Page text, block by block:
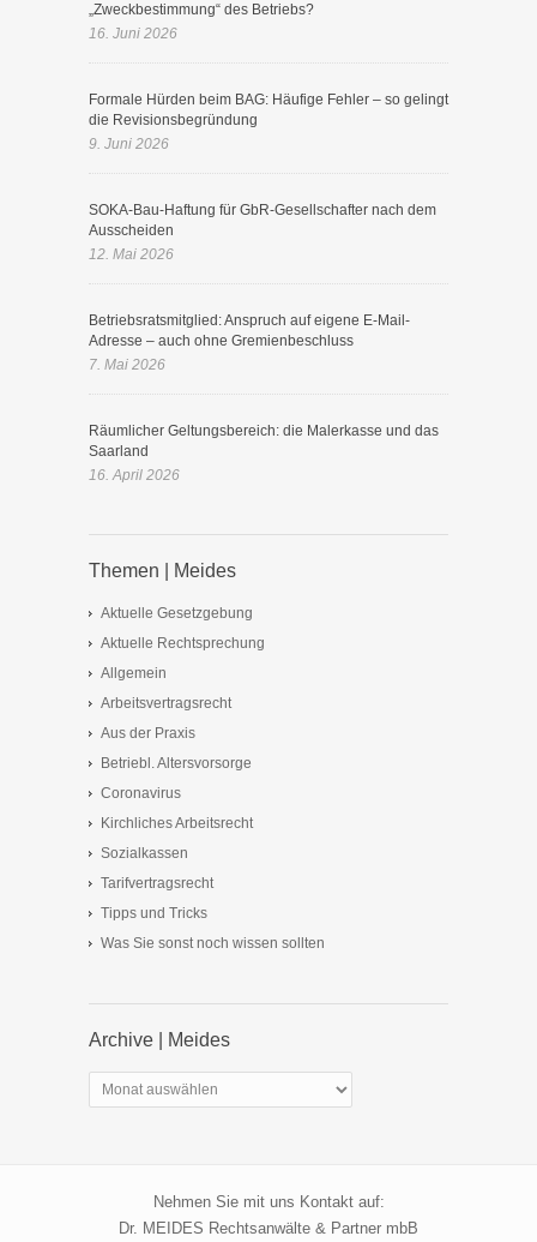
„Zweckbestimmung“ des Betriebs?
16. Juni 2026
Formale Hürden beim BAG: Häufige Fehler – so gelingt
die Revisionsbegründung
9. Juni 2026
SOKA-Bau-Haftung für GbR-Gesellschafter nach dem
Ausscheiden
12. Mai 2026
Betriebsratsmitglied: Anspruch auf eigene E-Mail-
Adresse – auch ohne Gremienbeschluss
7. Mai 2026
Räumlicher Geltungsbereich: die Malerkasse und das
Saarland
16. April 2026
Themen | Meides
Aktuelle Gesetzgebung
Aktuelle Rechtsprechung
Allgemein
Arbeitsvertragsrecht
Aus der Praxis
Betriebl. Altersvorsorge
Coronavirus
Kirchliches Arbeitsrecht
Sozialkassen
Tarifvertragsrecht
Tipps und Tricks
Was Sie sonst noch wissen sollten
Archive | Meides
Archive
|
Nehmen Sie mit uns Kontakt auf:
Dr. MEIDES Rechtsanwälte & Partner mbB